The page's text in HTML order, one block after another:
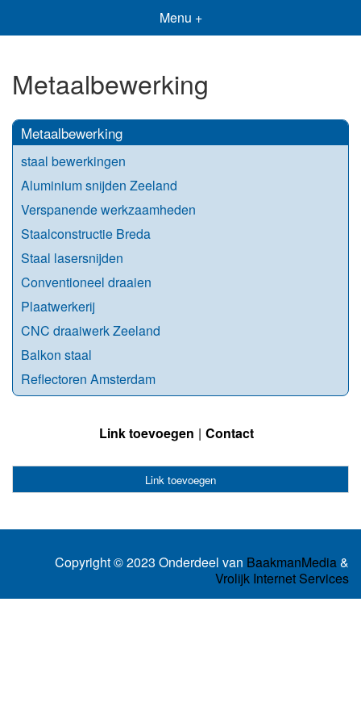
Menu +
Metaalbewerking
Metaalbewerking
staal bewerkingen
Aluminium snijden Zeeland
Verspanende werkzaamheden
Staalconstructie Breda
Staal lasersnijden
Conventioneel draaien
Plaatwerkerij
CNC draaiwerk Zeeland
Balkon staal
Reflectoren Amsterdam
Link toevoegen Contact
Link toevoegen
Copyright © 2023 Onderdeel van BaakmanMedia&
Vrolijk Internet Services